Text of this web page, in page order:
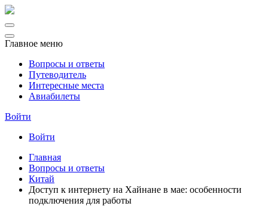
Главное меню
Вопросы и ответы
Путеводитель
Интересные места
Авиабилеты
Войти
Войти
Главная
Вопросы и ответы
Китай
Доступ к интернету на Хайнане в мае: особенности
подключения для работы